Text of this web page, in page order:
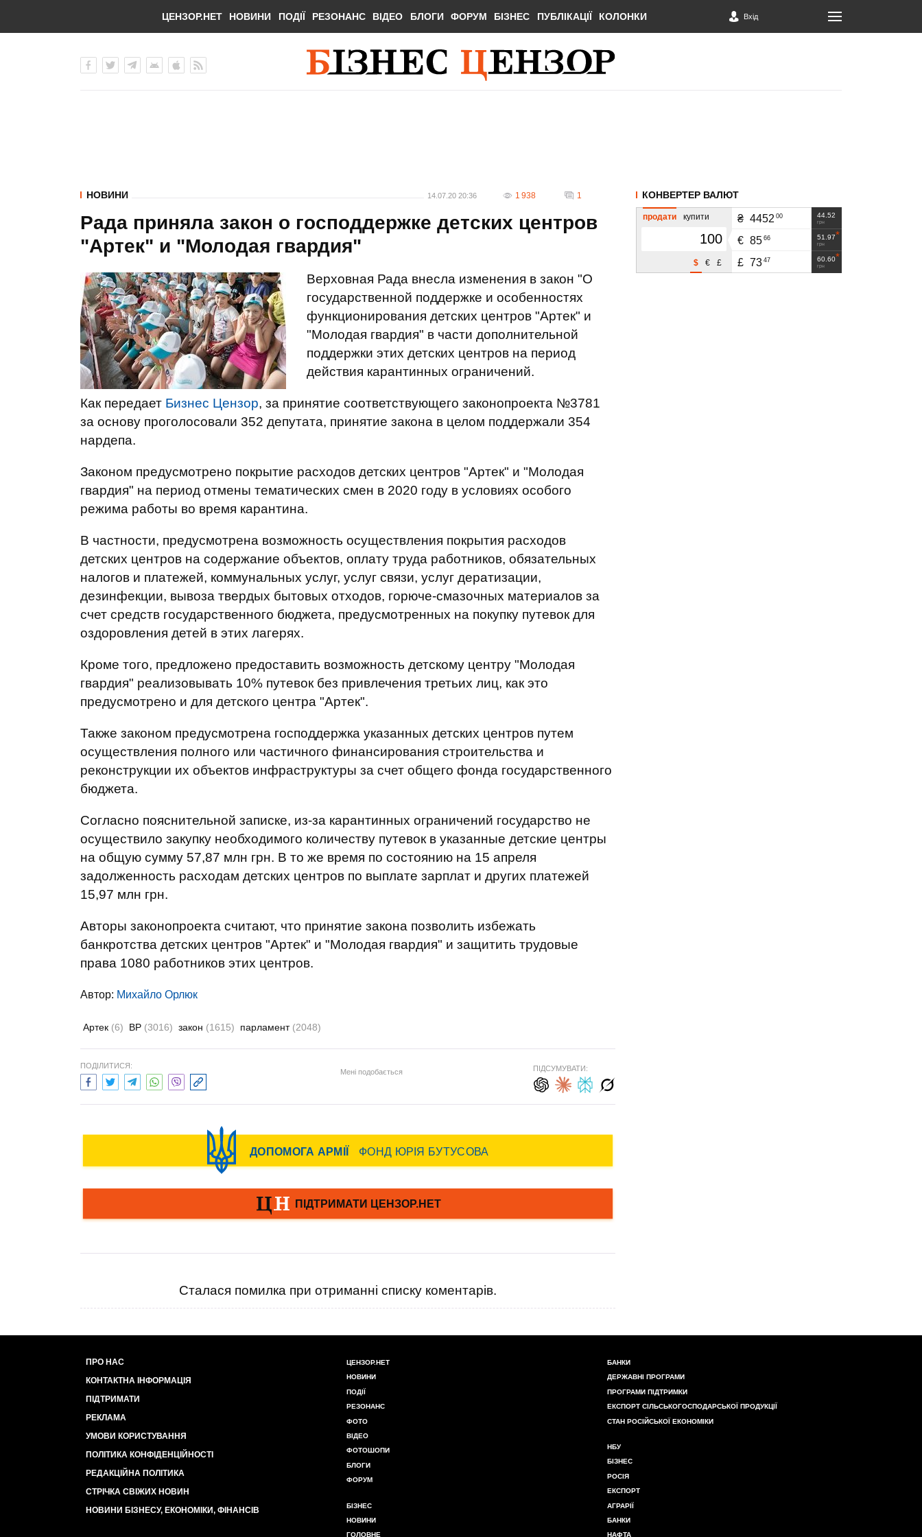
ЦЕНЗОР.НЕТ НОВИНИ ПОДІЇ РЕЗОНАНС ВІДЕО БЛОГИ ФОРУМ БІЗНЕС ПУБЛІКАЦІЇ КОЛОНКИ Вхід
НОВИНИ 14.07.20 20:36 1 938 1
Рада приняла закон о господдержке детских центров
"Артек" и "Молодая гвардия"
Верховная Рада внесла изменения в закон "О
государственной поддержке и особенностях
функционирования детских центров "Артек" и
"Молодая гвардия" в части дополнительной
поддержки этих детских центров на период
действия карантинных ограничений.
Как передает Бизнес Цензор, за принятие соответствующего законопроекта №3781
за основу проголосовали 352 депутата, принятие закона в целом поддержали 354
нардепа.
Законом предусмотрено покрытие расходов детских центров "Артек" и "Молодая
гвардия" на период отмены тематических смен в 2020 году в условиях особого
режима работы во время карантина.
В частности, предусмотрена возможность осуществления покрытия расходов
детских центров на содержание объектов, оплату труда работников, обязательных
налогов и платежей, коммунальных услуг, услуг связи, услуг дератизации,
дезинфекции, вывоза твердых бытовых отходов, горюче-смазочных материалов за
счет средств государственного бюджета, предусмотренных на покупку путевок для
оздоровления детей в этих лагерях.
Кроме того, предложено предоставить возможность детскому центру "Молодая
гвардия" реализовывать 10% путевок без привлечения третьих лиц, как это
предусмотрено и для детского центра "Артек".
Также законом предусмотрена господдержка указанных детских центров путем
осуществления полного или частичного финансирования строительства и
реконструкции их объектов инфраструктуры за счет общего фонда государственного
бюджета.
Согласно пояснительной записке, из-за карантинных ограничений государство не
осуществило закупку необходимого количеству путевок в указанные детские центры
на общую сумму 57,87 млн грн. В то же время по состоянию на 15 апреля
задолженность расходам детских центров по выплате зарплат и других платежей
15,97 млн грн.
Авторы законопроекта считают, что принятие закона позволить избежать
банкротства детских центров "Артек" и "Молодая гвардия" и защитить трудовые
права 1080 работников этих центров.
Автор: Михайло Орлюк
Артек (6) ВР (3016) закон (1615) парламент (2048)
ПОДІЛИТИСЯ:
Мені подобається ПІДСУМУВАТИ:
Сталася помилка при отриманні списку коментарів.
КОНВЕРТЕР ВАЛЮТ
продати купити
£
€
$
44.52
грн
₴ 4452 00
51.97
грн
€ 85 66
60.60
грн
£ 73 47
ПРО НАС
КОНТАКТНА ІНФОРМАЦІЯ
ПІДТРИМАТИ
РЕКЛАМА
УМОВИ КОРИСТУВАННЯ
ПОЛІТИКА КОНФІДЕНЦІЙНОСТІ
РЕДАКЦІЙНА ПОЛІТИКА
СТРІЧКА СВІЖИХ НОВИН
НОВИНИ БІЗНЕСУ, ЕКОНОМІКИ, ФІНАНСІВ
ЦЕНЗОР.НЕТ
НОВИНИ
ПОДІЇ
РЕЗОНАНС
ФОТО
ВІДЕО
ФОТОШОПИ
БЛОГИ
ФОРУМ
БІЗНЕС
НОВИНИ
ГОЛОВНЕ
БАНКИ
ДЕРЖАВНІ ПРОГРАМИ
ПРОГРАМИ ПІДТРИМКИ
ЕКСПОРТ СІЛЬСЬКОГОСПОДАРСЬКОЇ ПРОДУКЦІЇ
СТАН РОСІЙСЬКОЇ ЕКОНОМІКИ
НБУ
БІЗНЕС
РОСІЯ
ЕКСПОРТ
АГРАРІЇ
БАНКИ
НАФТА